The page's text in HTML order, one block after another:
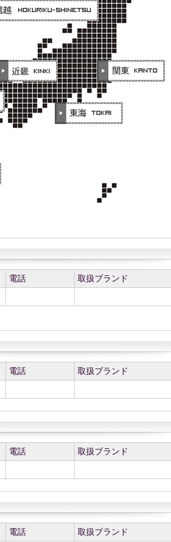
電話 取扱ブランド
電話 取扱ブランド
電話 取扱ブランド
電話 取扱ブランド